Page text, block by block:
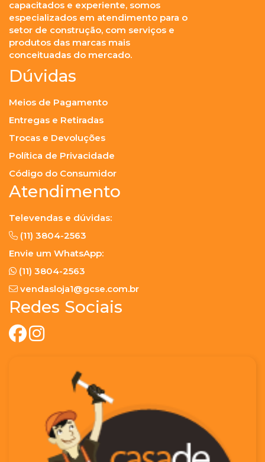
capacitados e experiente, somos
especializados em atendimento para o
setor de construção, com serviços e
produtos das marcas mais
conceituadas do mercado.
Dúvidas
Meios de Pagamento
Entregas e Retiradas
Trocas e Devoluções
Política de Privacidade
Código do Consumidor
Atendimento
Televendas e dúvidas:
(11) 3804-2563
Envie um WhatsApp:
(11) 3804-2563
vendasloja1@gcse.com.br
Redes Sociais